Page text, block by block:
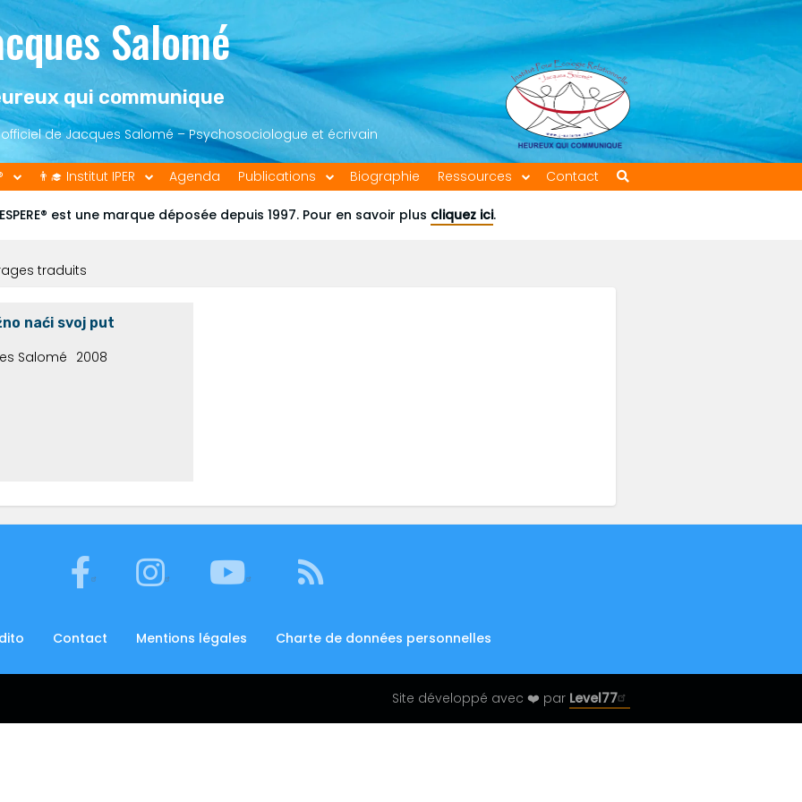
Salomé
qui communique
officiel de Jacques Salomé – Psychosociologue et écrivain
👨‍🎓 Institut IPER Agenda Publications Biographie Ressources Contact
est une marque déposée depuis 1997. Pour en savoir plus cliquez ici.
traduits
naći svoj put
Salomé 2008
Contact Mentions légales Charte de données personnelles
Site développé avec ❤️ par Level77